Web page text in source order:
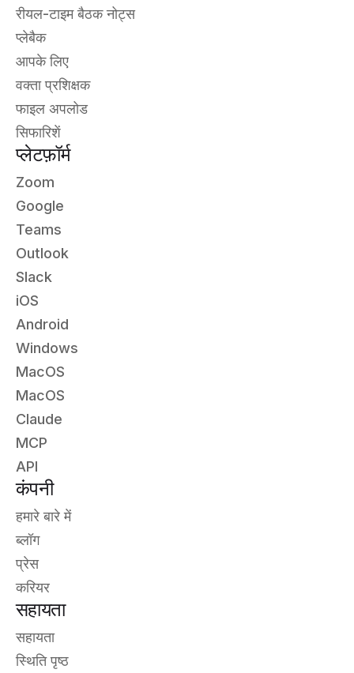
रीयल-टाइम बैठक नोट्स
प्लेबैक
आपके लिए
वक्ता प्रशिक्षक
फाइल अपलोड
सिफारिशें
प्लेटफ़ॉर्म
Zoom
Google
Teams
Outlook
Slack
iOS
Android
Windows
MacOS
MacOS
Claude
MCP
API
कंपनी
हमारे बारे में
ब्लॉग
प्रेस
करियर
सहायता
सहायता
स्थिति पृष्ठ